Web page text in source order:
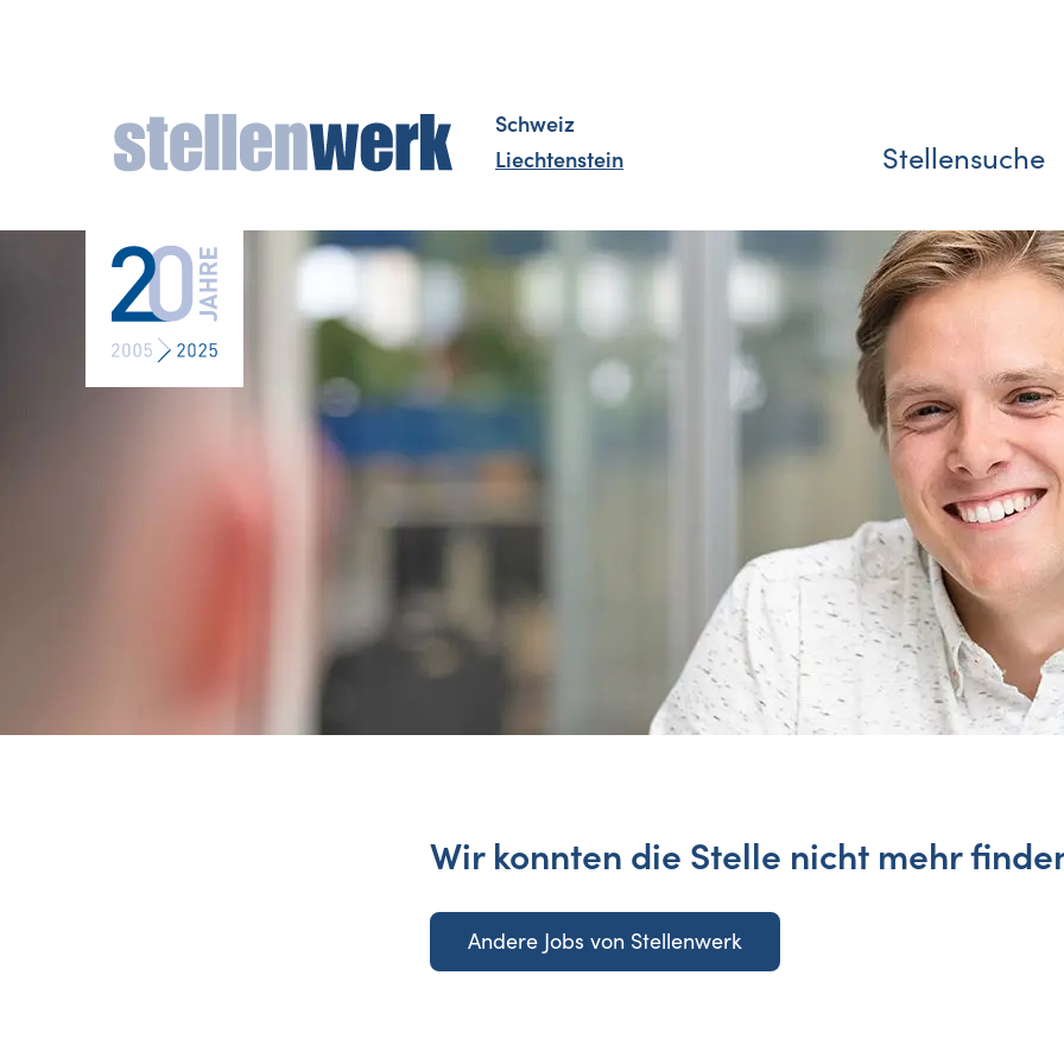
Schweiz
Liechtenstein
Stellensuche
Wir konnten die Stelle nicht mehr
Andere Jobs von Stellenwerk